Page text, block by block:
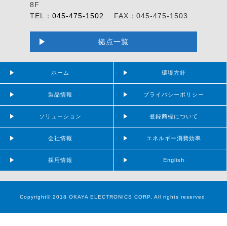
8F
TEL： 045-475-1502 FAX：045-475-1503
拠点一覧
ホーム
製品情報
ソリューション
会社情報
採用情報
環境方針
プライバシーポリシー
登録商標について
エネルギー消費効率
English
Copyright© 2018 OKAYA ELECTRONICS CORP, All rights reserved.